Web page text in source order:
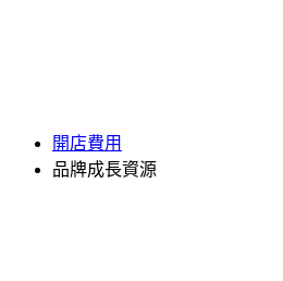
開店費用
品牌成長資源